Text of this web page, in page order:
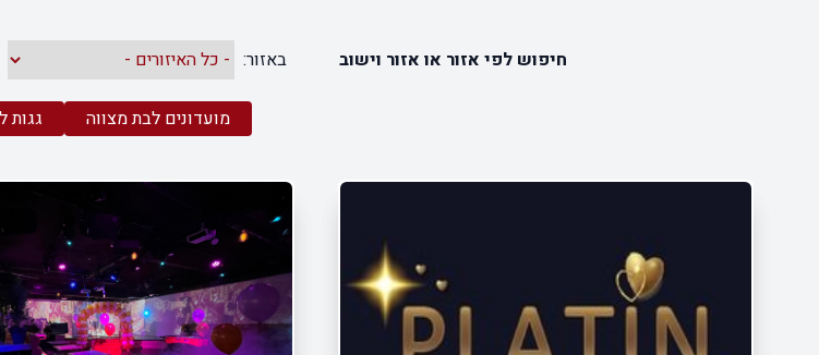
חיפוש לפי אזור או אזור וישוב באזור:
מועדונים לבת מצווה גגות